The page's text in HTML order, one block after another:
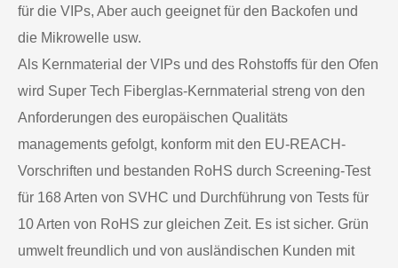
für die VIPs, Aber auch geeignet für den Backofen und
die Mikrowelle usw.
Als Kernmaterial der VIPs und des Rohstoffs für den Ofen
wird Super Tech Fiberglas-Kernmaterial streng von den
Anforderungen des europäischen Qualitäts
managements gefolgt, konform mit den EU-REACH-
Vorschriften und bestanden RoHS durch Screening-Test
für 168 Arten von SVHC und Durchführung von Tests für
10 Arten von RoHS zur gleichen Zeit. Es ist sicher. Grün
umwelt freundlich und von ausländischen Kunden mit